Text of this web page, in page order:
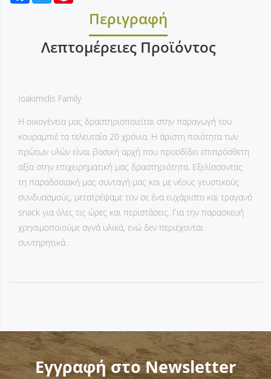
Περιγραφή
Λεπτομέρειες Προϊόντος
Ioakimidis Family
Η οικογένεια μας δραστηριοποιείται στην παραγωγή του
κουραμπιέ τα τελευταία 20 χρόνια. Η άριστη ποιότητα των
πρώτων υλών είναι βασική αρχή που προσδίδει επιπρόσθετη
αξία στην επιχειρηματική μας δραστηριότητα. Εξελίσσοντας
τη παραδοσιακή μας συνταγή μας και με νέους γευστικούς
συνδυασμούς, μετατρέψαμε τον σε ένα ευχάριστο και τραγανό
snack για όλες τις ώρες και περιστάσεις. Για την παρασκευή
χρησιμοποιούμε αγνά υλικά, ενώ δεν περιέχονται
συντηρητικά.
Εγγραφή στο Newsletter